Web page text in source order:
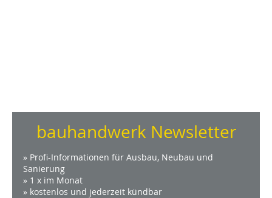
bauhandwerk Newsletter
» Profi-Informationen für Ausbau, Neubau und
Sanierung
» 1 x im Monat
» kostenlos und jederzeit kündbar